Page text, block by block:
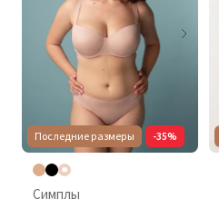
Последние размеры -35%
Симплы